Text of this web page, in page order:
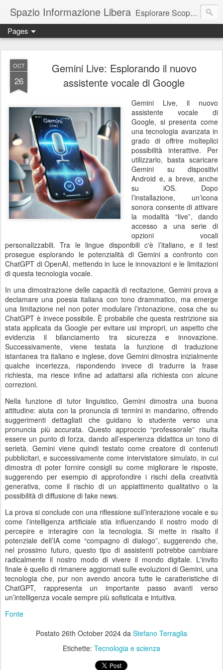
Spazio Informazione Libera Esplorare Scoprire Creare
Escursioni, viaggi, arte, tecnologia, attualità
Pages
OCT
26
Gemini Live: Esplorando il nuovo
assistente vocale di Google
Gemini Live, il nuovo
assistente vocale di
Google, si presenta come
una tecnologia avanzata in
grado di offrire molteplici
possibilità interattive. Per
utilizzarlo, basta scaricare
Gemini su dispositivi
Android e, a breve, anche
su iOS. Dopo
l’installazione, un’icona
sonora consente di attivare
la modalità “live”, dando
accesso a una serie di
opzioni vocali
personalizzabili. Tra le lingue disponibili c'è l’italiano, e il test
prosegue esplorando le potenzialità di Gemini a confronto con
ChatGPT di OpenAI, mettendo in luce le innovazioni e le limitazioni
di questa tecnologia vocale.
In una dimostrazione delle capacità di recitazione, Gemini prova a
declamare una poesia italiana con tono drammatico, ma emerge
una limitazione nel non poter modulare l’intonazione, cosa che su
ChatGPT è invece possibile. È probabile che questa restrizione sia
stata applicata da Google per evitare usi impropri, un aspetto che
evidenzia il bilanciamento tra sicurezza e innovazione.
Successivamente, viene testata la funzione di traduzione
istantanea tra italiano e inglese, dove Gemini dimostra inizialmente
qualche incertezza, rispondendo invece di tradurre la frase
richiesta, ma riesce infine ad adattarsi alla richiesta con alcune
correzioni.
Nella funzione di tutor linguistico, Gemini dimostra una buona
attitudine: aiuta con la pronuncia di termini in mandarino, offrendo
suggerimenti dettagliati che guidano lo studente verso una
pronuncia più accurata. Questo approccio “professorale” risulta
essere un punto di forza, dando all’esperienza didattica un tono di
serietà. Gemini viene quindi testato come creatore di contenuti
pubblicitari, e successivamente come intervistatore simulato, in cui
dimostra di poter fornire consigli su come migliorare le risposte,
suggerendo per esempio di approfondire i rischi della creatività
generativa, come il rischio di un appiattimento qualitativo o la
possibilità di diffusione di fake news.
La prova si conclude con una riflessione sull’interazione vocale e su
come l’intelligenza artificiale stia influenzando il nostro modo di
percepire e interagire con la tecnologia. Si mette in risalto il
potenziale dell’IA come “compagno di dialogo”, suggerendo che,
nel prossimo futuro, questo tipo di assistenti potrebbe cambiare
radicalmente il nostro modo di vivere il mondo digitale. L'invito
finale è quello di rimanere aggiornati sulle evoluzioni di Gemini, una
tecnologia che, pur non avendo ancora tutte le caratteristiche di
ChatGPT, rappresenta un importante passo avanti verso
un’intelligenza vocale sempre più sofisticata e intuitiva.
Fonte
Postato 26th October 2024 da Stefano Terraglia
Etichette: Tecnologia e scienza